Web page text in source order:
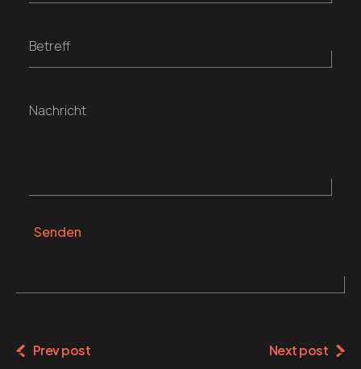
Betreff
Nachricht
Senden
Prev post Next post